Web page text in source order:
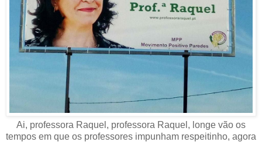
Ai, professora Raquel, professora Raquel, longe vão os
tempos em que os professores impunham respeitinho, agora